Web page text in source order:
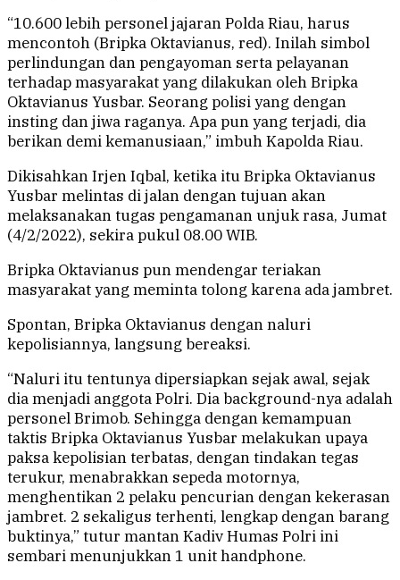
“10.600 lebih personel jajaran Polda Riau, harus
mencontoh (Bripka Oktavianus, red). Inilah simbol
perlindungan dan pengayoman serta pelayanan
terhadap masyarakat yang dilakukan oleh Bripka
Oktavianus Yusbar. Seorang polisi yang dengan
insting dan jiwa raganya. Apa pun yang terjadi, dia
berikan demi kemanusiaan,” imbuh Kapolda Riau.
Dikisahkan Irjen Iqbal, ketika itu Bripka Oktavianus
Yusbar melintas di jalan dengan tujuan akan
melaksanakan tugas pengamanan unjuk rasa, Jumat
(4/2/2022), sekira pukul 08.00 WIB.
Bripka Oktavianus pun mendengar teriakan
masyarakat yang meminta tolong karena ada jambret.
Spontan, Bripka Oktavianus dengan naluri
kepolisiannya, langsung bereaksi.
“Naluri itu tentunya dipersiapkan sejak awal, sejak
dia menjadi anggota Polri. Dia background-nya adalah
personel Brimob. Sehingga dengan kemampuan
taktis Bripka Oktavianus Yusbar melakukan upaya
paksa kepolisian terbatas, dengan tindakan tegas
terukur, menabrakkan sepeda motornya,
menghentikan 2 pelaku pencurian dengan kekerasan
jambret. 2 sekaligus terhenti, lengkap dengan barang
buktinya,” tutur mantan Kadiv Humas Polri ini
sembari menunjukkan 1 unit handphone.